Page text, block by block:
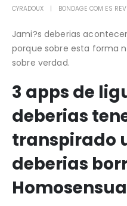
CYRADOUX BONDAGE COM ES
Jami?s deberias
porque sobre esta forma
sobre verdad.
3 apps de
deberias
transpirado
deberias